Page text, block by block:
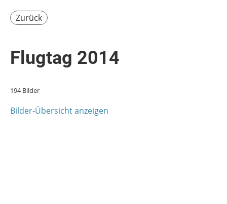
Zurück
Flugtag 2014
194 Bilder
Bilder-Übersicht anzeigen